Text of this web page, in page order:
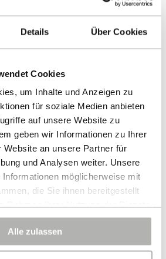
Details Über Cookies
Cookies
um Inhalte und Anzeigen zu
für soziale Medien anbieten
auf unsere Website zu
geben wir Informationen zu Ihrer
Website an unsere Partner für
und Analysen weiter. Unsere
möglicherweise mit
die Sie ihnen bereitgestellt
Rahmen Ihrer Nutzung der Dienste
wie Google Analytics kann eine
Alle zulassen
Suchen
Adresse*